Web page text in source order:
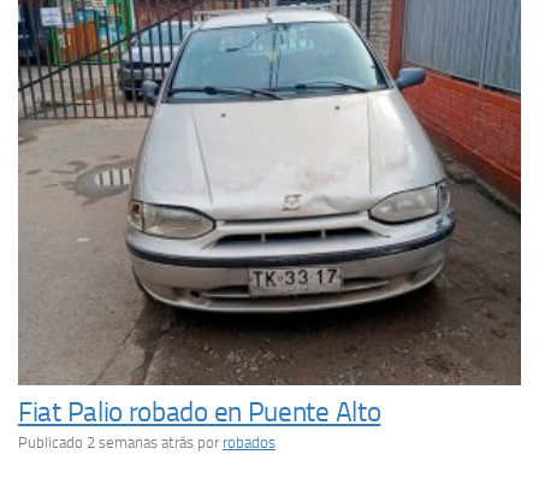
Fiat Palio robado en Puente Alto
Publicado 2 semanas atrás por robados